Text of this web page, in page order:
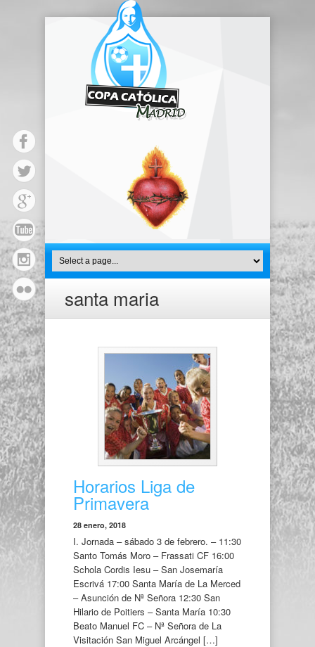
santa maria
Horarios Liga de
Primavera
28 enero, 2018
I. Jornada – sábado 3 de febrero. – 11:30
Santo Tomás Moro – Frassati CF 16:00
Schola Cordis Iesu – San Josemaría
Escrivá 17:00 Santa María de La Merced
– Asunción de Nª Señora 12:30 San
Hilario de Poitiers – Santa María 10:30
Beato Manuel FC – Nª Señora de La
Visitación San Miguel Arcángel […]